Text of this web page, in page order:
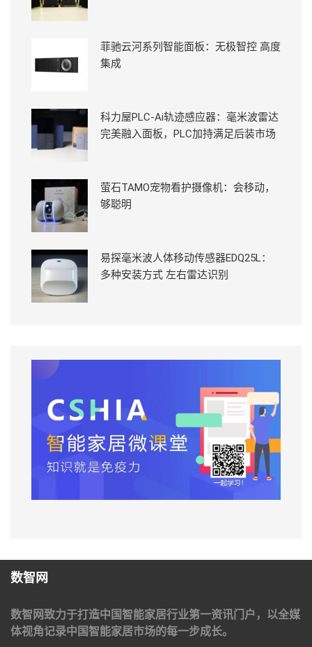
菲驰云河系列智能面板：无极智控 高度
集成
科力屋PLC-Ai轨迹感应器：毫米波雷达
完美融入面板，PLC加持满足后装市场
萤石TAMO宠物看护摄像机：会移动，
够聪明
易探毫米波人体移动传感器EDQ25L：
多种安装方式 左右雷达识别
数智网
数智网致力于打造中国智能家居行业第一资讯门户，以全媒
体视角记录中国智能家居市场的每一步成长。